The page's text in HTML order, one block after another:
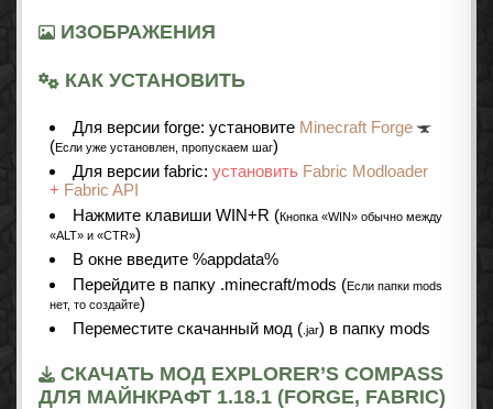
ИЗОБРАЖЕНИЯ
КАК УСТАНОВИТЬ
Для версии forge: установите Minecraft Forge
(Если уже установлен, пропускаем шаг)
Для версии fabric: установить Fabric Modloader
+ Fabric API
Нажмите клавиши WIN+R (Кнопка «WIN» обычно между
«ALT» и «CTR»)
В окне введите %appdata%
Перейдите в папку .minecraft/mods (Если папки mods
нет, то создайте)
Переместите скачанный мод ( .jar) в папку mods
СКАЧАТЬ МОД EXPLORER’S COMPASS
ДЛЯ МАЙНКРАФТ 1.18.1 (FORGE, FABRIC)